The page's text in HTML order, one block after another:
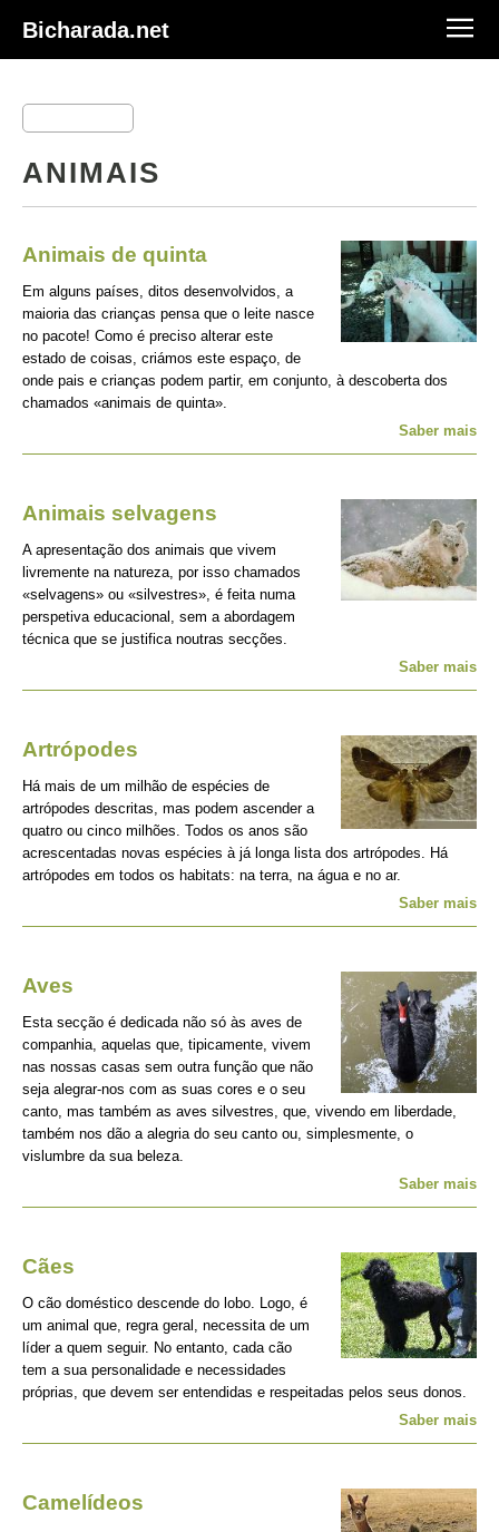
Bicharada.net
ANIMAIS
Animais de quinta
Em alguns países, ditos desenvolvidos, a
maioria das crianças pensa que o leite nasce
no pacote! Como é preciso alterar este
estado de coisas, criámos este espaço, de
onde pais e crianças podem partir, em conjunto, à descoberta dos
chamados «animais de quinta».
Saber mais
Animais selvagens
A apresentação dos animais que vivem
livremente na natureza, por isso chamados
«selvagens» ou «silvestres», é feita numa
perspetiva educacional, sem a abordagem
técnica que se justifica noutras secções.
Saber mais
Artrópodes
Há mais de um milhão de espécies de
artrópodes descritas, mas podem ascender a
quatro ou cinco milhões. Todos os anos são
acrescentadas novas espécies à já longa lista dos artrópodes. Há
artrópodes em todos os habitats: na terra, na água e no ar.
Saber mais
Aves
Esta secção é dedicada não só às aves de
companhia, aquelas que, tipicamente, vivem
nas nossas casas sem outra função que não
seja alegrar-nos com as suas cores e o seu
canto, mas também as aves silvestres, que, vivendo em liberdade,
também nos dão a alegria do seu canto ou, simplesmente, o
vislumbre da sua beleza.
Saber mais
Cães
O cão doméstico descende do lobo. Logo, é
um animal que, regra geral, necessita de um
líder a quem seguir. No entanto, cada cão
tem a sua personalidade e necessidades
próprias, que devem ser entendidas e respeitadas pelos seus donos.
Saber mais
Camelídeos